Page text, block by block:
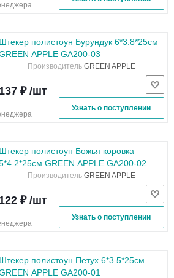
Штекер полистоун Бурундук 6*3.8*25см
APPLE GA200-03
Производитель GREEN APPLE
137 ₽ /шт
Узнать о поступлении
Штекер полистоун Божья коровка
GREEN APPLE GA200-02
Производитель GREEN APPLE
122 ₽ /шт
Узнать о поступлении
Штекер полистоун Петух 6*3.5*25см
APPLE GA200-01